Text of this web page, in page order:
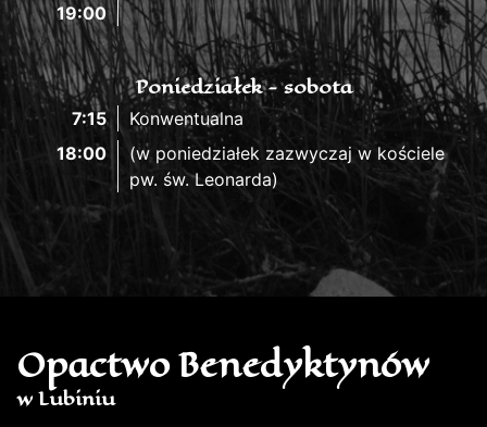
19:00
Poniedziałek - sobota
7:15
Konwentualna
18:00
(w poniedziałek zazwyczaj w kościele
pw. św. Leonarda)
Opactwo Benedyktynów
w Lubiniu